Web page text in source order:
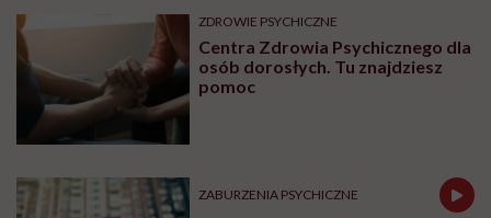
ZDROWIE PSYCHICZNE
Centra Zdrowia Psychicznego dla
osób dorosłych. Tu znajdziesz
pomoc
ZABURZENIA PSYCHICZNE